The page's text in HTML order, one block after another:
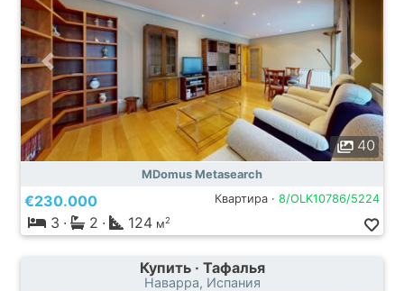
40
MDomus Metasearch
€230.000 Квартира · 8/OLK10786/5224
3 · 2 · 124 м2
Купить · Тафалья
Наварра, Испания